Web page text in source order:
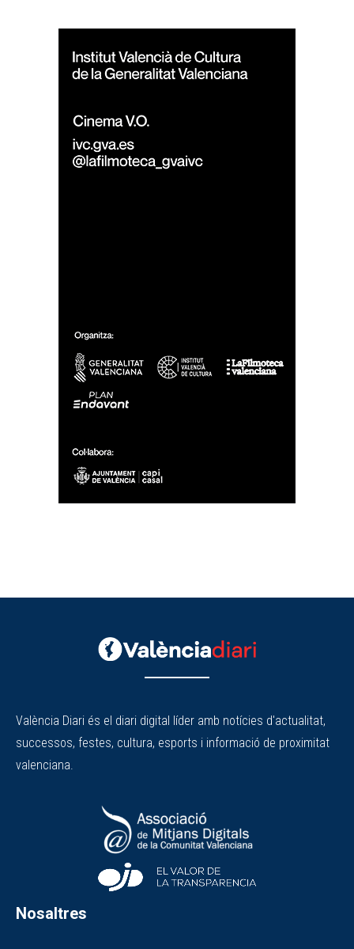
València Diari és el diari digital líder amb notícies d'actualitat,
successos, festes, cultura, esports i informació de proximitat
valenciana.
Nosaltres